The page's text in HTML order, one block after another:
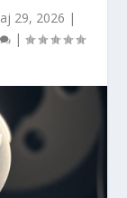
29, 2026 |
|